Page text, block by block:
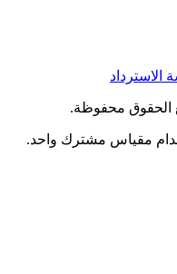
الاسترداد
مقياس مشترك واحد.